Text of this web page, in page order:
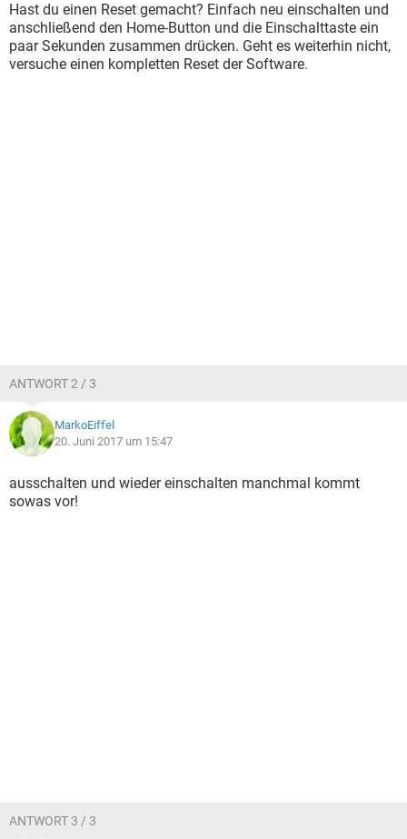
Hast du einen Reset gemacht? Einfach neu einschalten und
anschließend den Home-Button und die Einschalttaste ein
paar Sekunden zusammen drücken. Geht es weiterhin nicht,
versuche einen kompletten Reset der Software.
ANTWORT 2 / 3
MarkoEiffel
20. Juni 2017 um 15:47
ausschalten und wieder einschalten manchmal kommt
sowas vor!
ANTWORT 3 / 3